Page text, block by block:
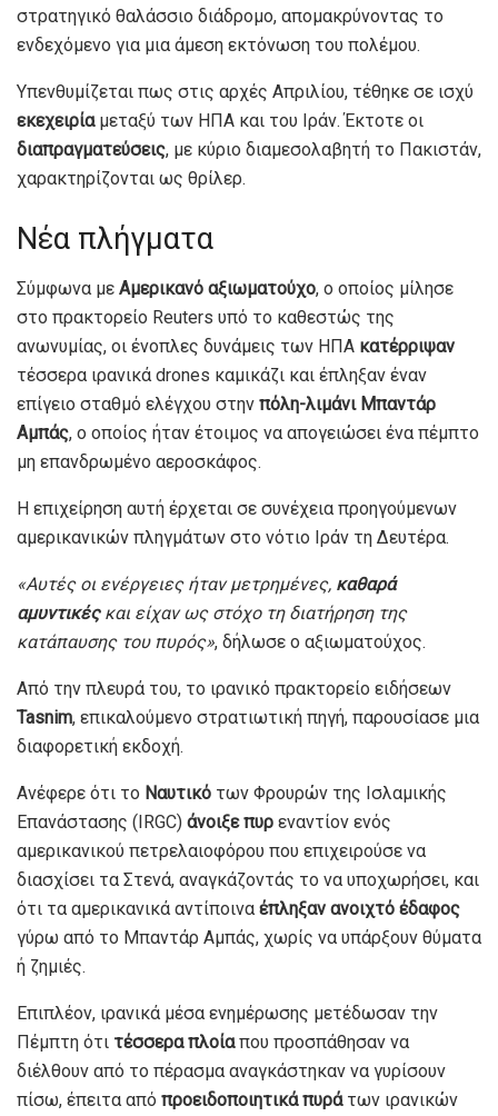
στρατηγικό θαλάσσιο διάδρομο, απομακρύνοντας το
ενδεχόμενο για μια άμεση εκτόνωση του πολέμου.
Υπενθυμίζεται πως στις αρχές Απριλίου, τέθηκε σε ισχύ
εκεχειρίαμεταξύ των ΗΠΑ και του Ιράν. Έκτοτε οι
διαπραγματεύσεις, με κύριο διαμεσολαβητή το Πακιστάν,
χαρακτηρίζονται ως θρίλερ.
Νέα πλήγματα
Σύμφωνα με Αμερικανό αξιωματούχο, ο οποίος μίλησε
στο πρακτορείο Reuters υπό το καθεστώς της
ανωνυμίας, οι ένοπλες δυνάμεις των ΗΠΑ κατέρριψαν
τέσσερα ιρανικά drones καμικάζι και έπληξαν έναν
επίγειο σταθμό ελέγχου στην πόλη-λιμάνι Μπαντάρ
Αμπάς, ο οποίος ήταν έτοιμος να απογειώσει ένα πέμπτο
μη επανδρωμένο αεροσκάφος.
Η επιχείρηση αυτή έρχεται σε συνέχεια προηγούμενων
αμερικανικών πληγμάτων στο νότιο Ιράν τη Δευτέρα.
«Αυτές οι ενέργειες ήταν μετρημένες, καθαρά
αμυντικέςκαι είχαν ως στόχο τη διατήρηση της
κατάπαυσης του πυρός», δήλωσε ο αξιωματούχος.
Από την πλευρά του, το ιρανικό πρακτορείο ειδήσεων
Tasnim, επικαλούμενο στρατιωτική πηγή, παρουσίασε μια
διαφορετική εκδοχή.
Ανέφερε ότι το Ναυτικό των Φρουρών της Ισλαμικής
Επανάστασης (IRGC) άνοιξε πυρ εναντίον ενός
αμερικανικού πετρελαιοφόρου που επιχειρούσε να
διασχίσει τα Στενά, αναγκάζοντάς το να υποχωρήσει, και
ότι τα αμερικανικά αντίποινα έπληξαν ανοιχτό έδαφος
γύρω από το Μπαντάρ Αμπάς, χωρίς να υπάρξουν θύματα
ή ζημιές.
Επιπλέον, ιρανικά μέσα ενημέρωσης μετέδωσαν την
Πέμπτη ότι τέσσερα πλοίαπου προσπάθησαν να
διέλθουν από το πέρασμα αναγκάστηκαν να γυρίσουν
πίσω, έπειτα από προειδοποιητικά πυράτων ιρανικών